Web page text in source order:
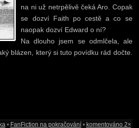
na ni už netrpělivě čeká Aro. Copak
se dozví Faith po cestě a co se
naopak dozví Edward o ní?
Na dlouho jsem se odmlčela, ale
blázen, který si tuto povídku rád dočte.
• FanFiction na pokračování• komentováno 2×